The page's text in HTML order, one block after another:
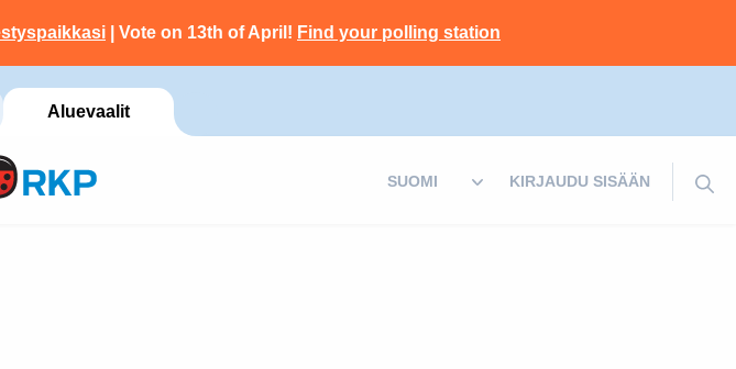
| Vote on 13th of April! Find your polling station
Aluevaalit
KIRJAUDU SISÄÄN